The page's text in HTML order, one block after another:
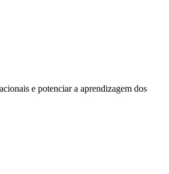
e potenciar a aprendizagem dos